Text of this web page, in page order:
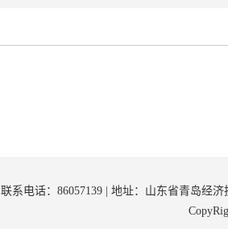
联系电话：86057139 | 地址：山东省青岛经